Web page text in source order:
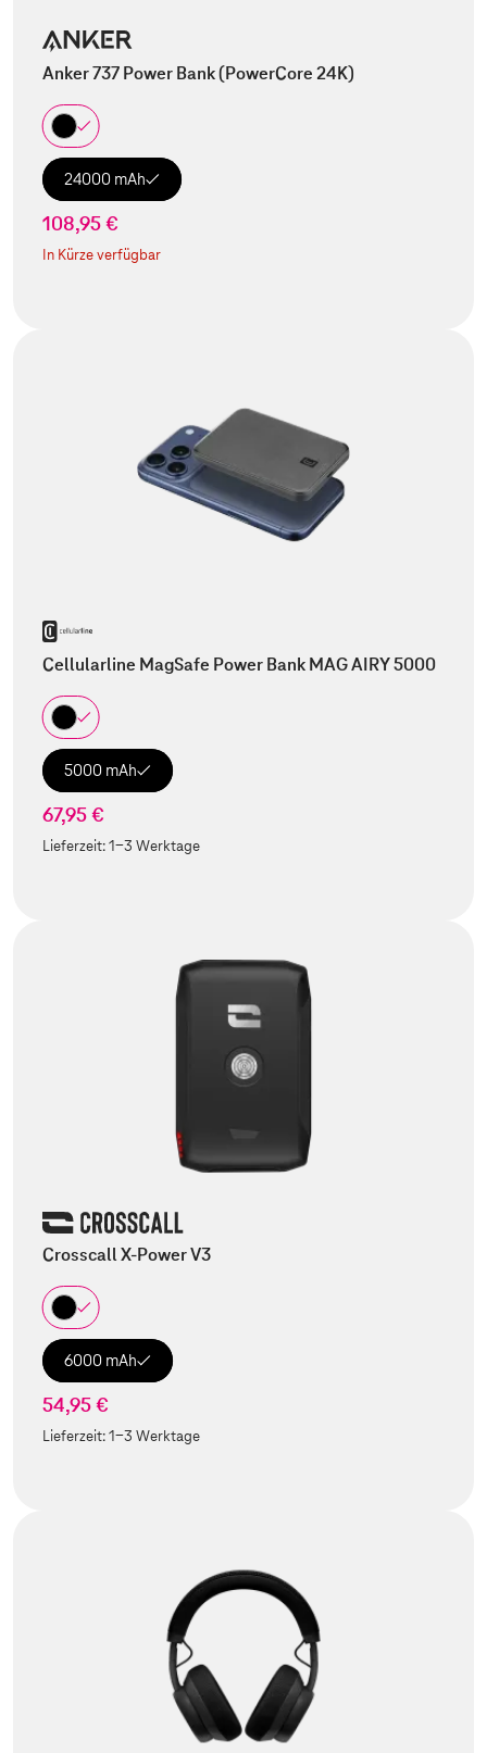
Anker 737 Power Bank (PowerCore 24K)
24000 mAh
108,95 €
In Kürze verfügbar
Cellularline MagSafe Power Bank MAG AIRY 5000
5000 mAh
67,95 €
Lieferzeit:1-3 Werktage
Crosscall X-Power V3
6000 mAh
54,95 €
Lieferzeit:1-3 Werktage